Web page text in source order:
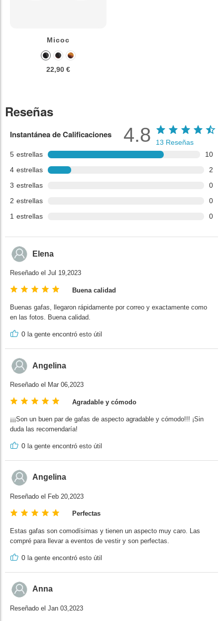
Micoc
22,90 €
Reseñas
Instantánea de Calificaciones
5 estrellas
10
4 estrellas
2
3 estrellas
0
2 estrellas
0
1 estrellas 0
4.8 13 Reseñas
Elena
Reseñado el Jul 19,2023
Buena calidad
Buenas gafas, llegaron rápidamente por correo y exactamente como
en las fotos. Buena calidad.
0 la gente encontró esto útil
Angelina
Reseñado el Mar 06,2023
Agradable y cómodo
¡¡¡Son un buen par de gafas de aspecto agradable y cómodo!!! ¡Sin
duda las recomendaría!
0 la gente encontró esto útil
Angelina
Reseñado el Feb 20,2023
Perfectas
Estas gafas son comodísimas y tienen un aspecto muy caro. Las
compré para llevar a eventos de vestir y son perfectas.
0 la gente encontró esto útil
Anna
Reseñado el Jan 03,2023